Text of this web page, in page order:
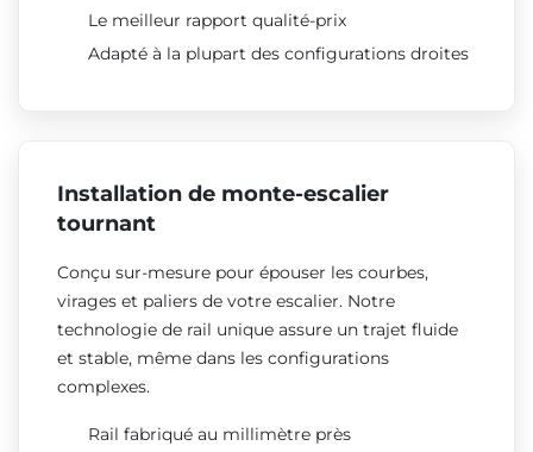
Le meilleur rapport qualité-prix
Adapté à la plupart des configurations droites
Installation de monte-escalier
tournant
Conçu sur-mesure pour épouser les courbes,
virages et paliers de votre escalier. Notre
technologie de rail unique assure un trajet fluide
et stable, même dans les configurations
complexes.
Rail fabriqué au millimètre près